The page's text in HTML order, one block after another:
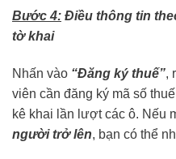
Bước 4: Điều thông tin
tờ khai
Nhấn vào “Đăng ký thuế”,
viên cần đăng ký mã số
kê khai lần lượt các ô. Nếu
người trở lên, bạn có thể